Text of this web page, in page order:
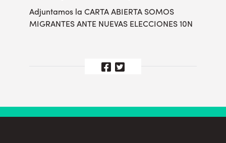
Adjuntamos la CARTA ABIERTA SOMOS
MIGRANTES ANTE NUEVAS ELECCIONES 10N